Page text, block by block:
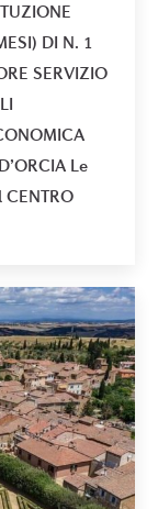
DI N. 1
SERVIZIO
Le